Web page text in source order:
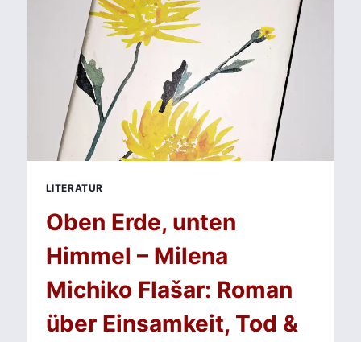
WAHRHEITEN
ÜBER
RASSISMUS
LITERATUR
Oben Erde, unten
Himmel – Milena
Michiko Flašar: Roman
über Einsamkeit, Tod &